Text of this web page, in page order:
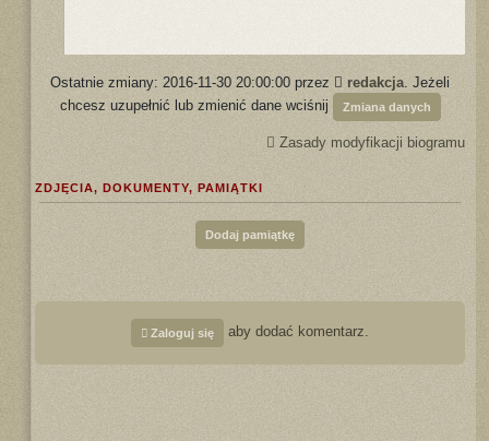
Ostatnie zmiany: 2016-11-30 20:00:00 przez redakcja. Jeżeli
chcesz uzupełnić lub zmienić dane wciśnij
Zmiana danych
Zasady modyfikacji biogramu
ZDJĘCIA, DOKUMENTY, PAMIĄTKI
Dodaj pamiątkę
Zaloguj się aby dodać komentarz.